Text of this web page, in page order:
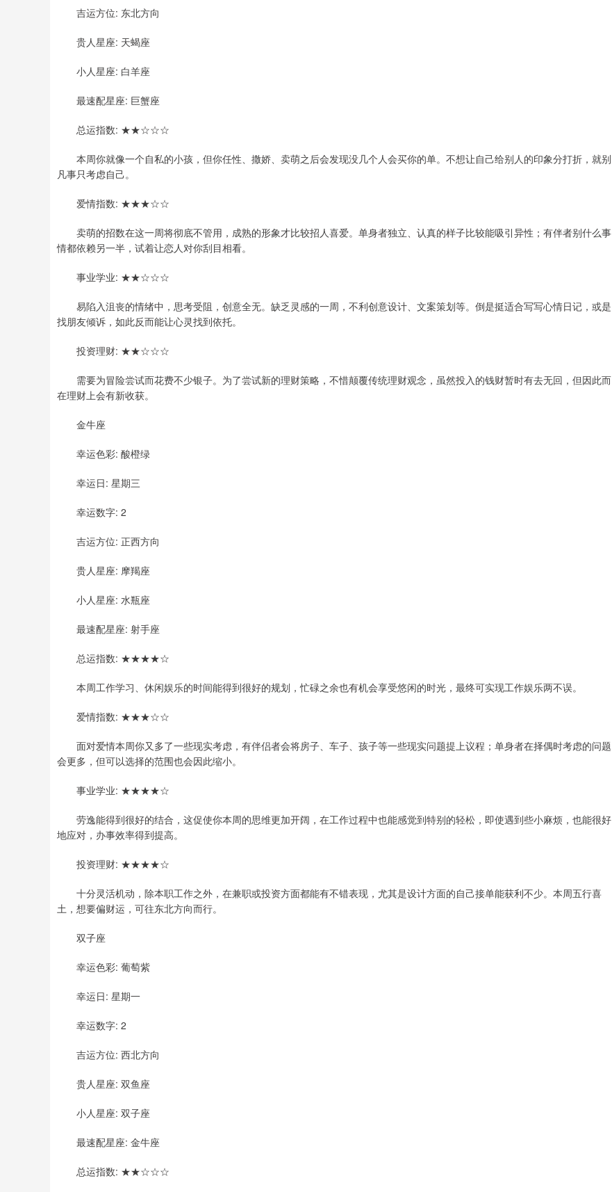
吉运方位: 东北方向
贵人星座: 天蝎座
小人星座: 白羊座
最速配星座: 巨蟹座
总运指数: ★★☆☆☆
本周你就像一个自私的小孩，但你任性、撒娇、卖萌之后会发现没几个人会买你的单。不想让自己给别人的印象分打折，就别
凡事只考虑自己。
爱情指数: ★★★☆☆
卖萌的招数在这一周将彻底不管用，成熟的形象才比较招人喜爱。单身者独立、认真的样子比较能吸引异性；有伴者别什么事
情都依赖另一半，试着让恋人对你刮目相看。
事业学业: ★★☆☆☆
易陷入沮丧的情绪中，思考受阻，创意全无。缺乏灵感的一周，不利创意设计、文案策划等。倒是挺适合写写心情日记，或是
找朋友倾诉，如此反而能让心灵找到依托。
投资理财: ★★☆☆☆
需要为冒险尝试而花费不少银子。为了尝试新的理财策略，不惜颠覆传统理财观念，虽然投入的钱财暂时有去无回，但因此而
在理财上会有新收获。
金牛座
幸运色彩: 酸橙绿
幸运日: 星期三
幸运数字: 2
吉运方位: 正西方向
贵人星座: 摩羯座
小人星座: 水瓶座
最速配星座: 射手座
总运指数: ★★★★☆
本周工作学习、休闲娱乐的时间能得到很好的规划，忙碌之余也有机会享受悠闲的时光，最终可实现工作娱乐两不误。
爱情指数: ★★★☆☆
面对爱情本周你又多了一些现实考虑，有伴侣者会将房子、车子、孩子等一些现实问题提上议程；单身者在择偶时考虑的问题
会更多，但可以选择的范围也会因此缩小。
事业学业: ★★★★☆
劳逸能得到很好的结合，这促使你本周的思维更加开阔，在工作过程中也能感觉到特别的轻松，即使遇到些小麻烦，也能很好
地应对，办事效率得到提高。
投资理财: ★★★★☆
十分灵活机动，除本职工作之外，在兼职或投资方面都能有不错表现，尤其是设计方面的自己接单能获利不少。本周五行喜
土，想要偏财运，可往东北方向而行。
双子座
幸运色彩: 葡萄紫
幸运日: 星期一
幸运数字: 2
吉运方位: 西北方向
贵人星座: 双鱼座
小人星座: 双子座
最速配星座: 金牛座
总运指数: ★★☆☆☆